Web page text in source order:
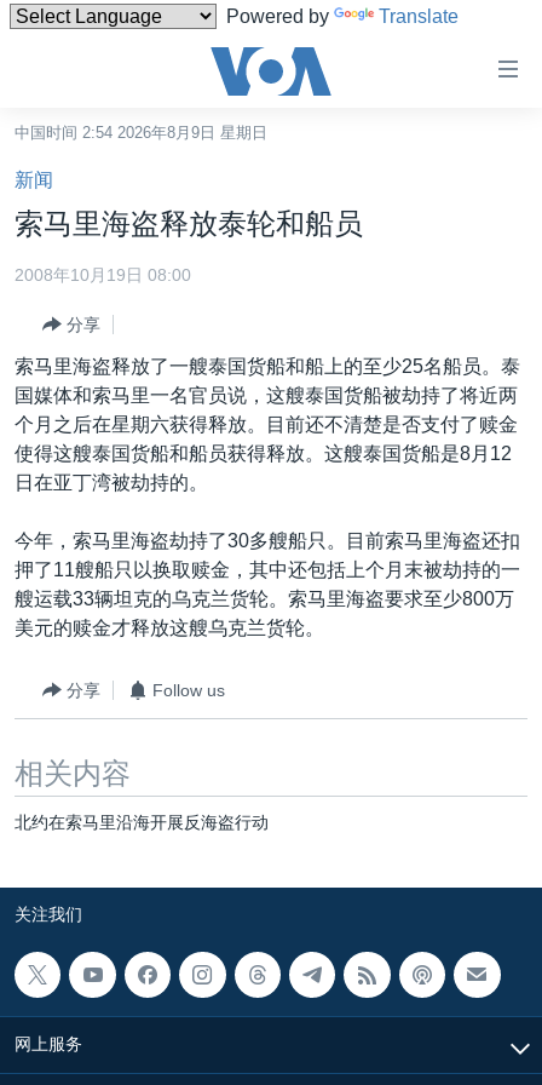
Powered by Translate
碍
链
接
跳
转
容
跳
导
到
检
中国
港澳
国际
最新国际新闻
印太
欧洲
非洲
美洲
全球议题
分类新闻
经济·金融·贸易
科教·文娱·体健
军事
劳工
环境
美中关系
白宫要闻
国会报道
美中关系
美国建国250周年
埃博拉疫情
美国之音专访
重要讲话与声明
关注新疆
VOA视频
VOA今日焦点
中文广播
关注我们
中国时间 2:54 2026年8月9日 星期日
新闻
索马里海盗释放泰轮和船员
2008年10月19日 08:00
分享
索马里海盗释放了一艘泰国货船和船上的至少25名船员。泰
国媒体和索马里一名官员说，这艘泰国货船被劫持了将近两
个月之后在星期六获得释放。目前还不清楚是否支付了赎金
使得这艘泰国货船和船员获得释放。这艘泰国货船是8月12
日在亚丁湾被劫持的。
今年，索马里海盗劫持了30多艘船只。目前索马里海盗还扣
押了11艘船只以换取赎金，其中还包括上个月末被劫持的一
艘运载33辆坦克的乌克兰货轮。索马里海盗要求至少800万
美元的赎金才释放这艘乌克兰货轮。
分享 Follow us
相关内容
北约在索马里沿海开展反海盗行动
关注我们
网上服务